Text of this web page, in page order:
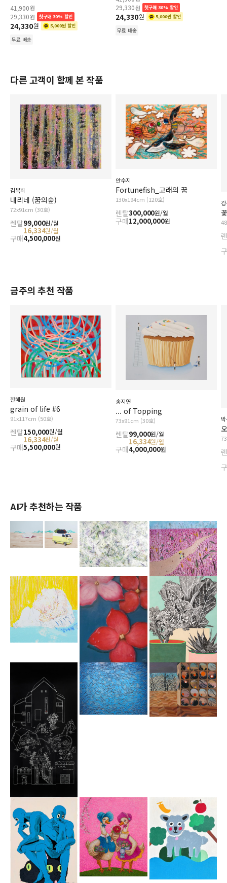
41,900원
29,330원 첫구매 30% 할인
24,330원 5,000원 할인
무료 배송
29,330원 첫구매 30% 할인
24,330원 5,000원 할인
무료 배송
다른 고객이 함께 본 작품
김복희
내리네 (꿈의숲)
72x91cm (30호)
렌탈99,000원/월
16,334원/월
구매4,500,000원
안수지
Fortunefish_고래의 꿈
130x194cm (120호)
렌탈300,000원/월
구매12,000,000원
금주의 추천 작품
한혜원
grain of life #6
91x117cm (50호)
렌탈150,000원/월
16,334원/월
구매5,500,000원
송지연
... of Topping
73x91cm (30호)
렌탈99,000원/월
16,334원/월
구매4,000,000원
AI가 추천하는 작품